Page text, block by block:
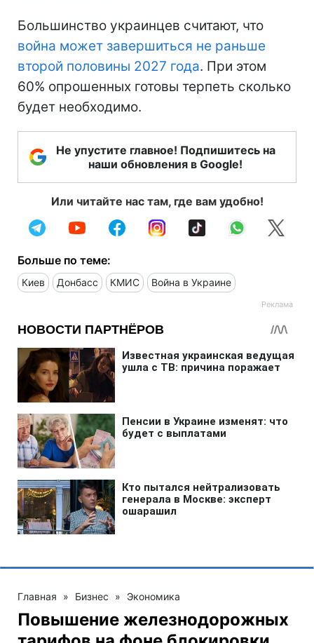
Большинство украинцев считают, что
война может завершиться не раньше
второй половины 2027 года. При этом
60% опрошенных готовы терпеть сколько
будет необходимо.
Не упустите главное! Подпишитесь на
наши обновления в Google!
Или читайте нас там, где вам удобно!
Больше по теме:
Киев Донбасс КМИС Война в Украине
Главная » Бизнес » Экономика
Повышение железнодорожных